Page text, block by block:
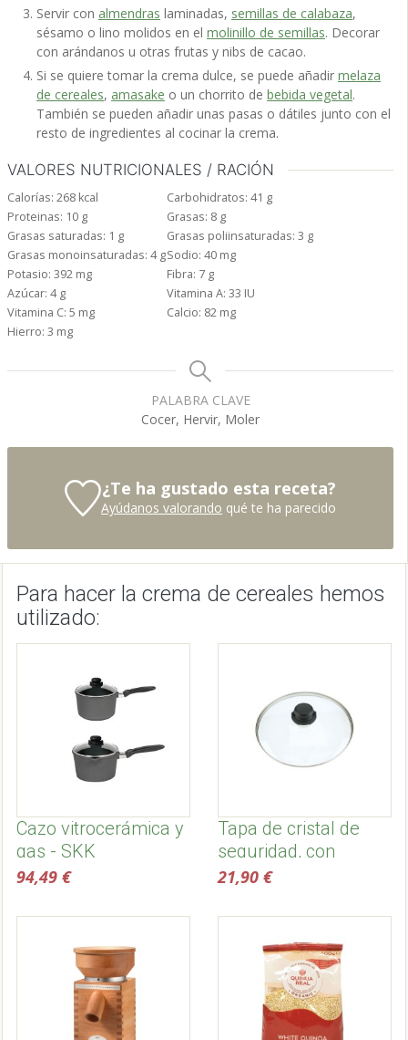
Servir con almendras laminadas, semillas de calabaza,
sésamo o lino molidos en el molinillo de semillas. Decorar
con arándanos u otras frutas y nibs de cacao.
Si se quiere tomar la crema dulce, se puede añadir melaza
de cereales, amasake o un chorrito de bebida vegetal.
También se pueden añadir unas pasas o dátiles junto con el
resto de ingredientes al cocinar la crema.
VALORES NUTRICIONALES / RACIÓN
Calorías: 268 kcal Carbohidratos: 41 g
Proteinas: 10 g Grasas: 8 g
Grasas saturadas: 1 g Grasas poliinsaturadas: 3 g
Grasas monoinsaturadas: 4 gSodio: 40 mg
Potasio: 392 mg Fibra: 7 g
Azúcar: 4 g Vitamina A: 33 IU
Vitamina C: 5 mg Calcio: 82 mg
Hierro: 3 mg
PALABRA CLAVE
Cocer, Hervir, Moler
¿Te ha gustado esta receta?
Ayúdanos valorando qué te ha parecido
Para hacer la crema de cereales hemos
utilizado:
Cazo vitrocerámica y
gas - SKK
94,49 €
Tapa de cristal de
seguridad, con
regulador de vapor -
21,90 €